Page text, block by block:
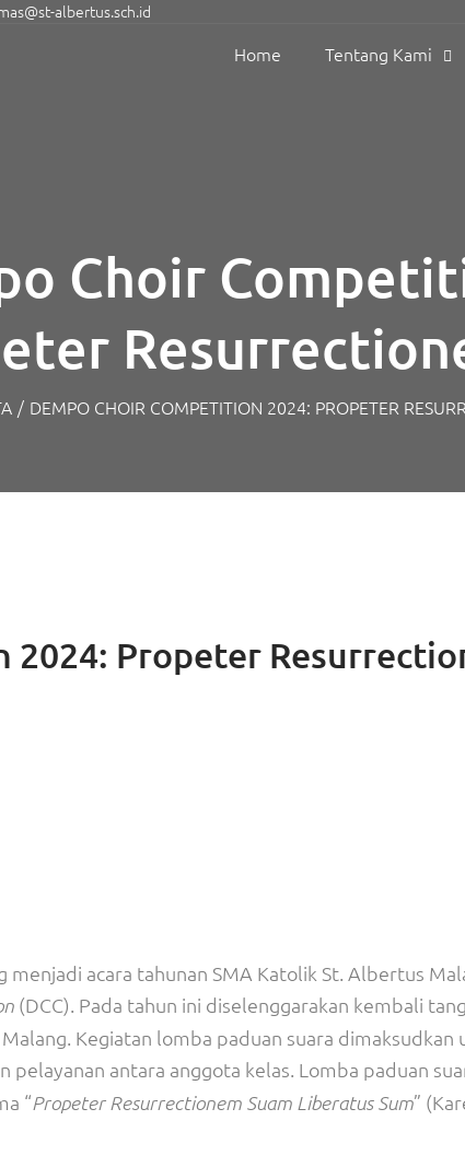
albertus.sch.id
Home Tentang Kami
Choir
Liberatus Sum
/ DEMPO CHOIR COMPETITION 2024: PROPETER
2024: Propeter
acara tahunan SMA Katolik St. Albertus
(DCC). Pada tahun ini diselenggarakan kembali
Kegiatan lomba paduan suara dimaksudkan
pelayanan antara anggota kelas. Lomba paduan
“Propeter Resurrectionem Suam Liberatus Sum”